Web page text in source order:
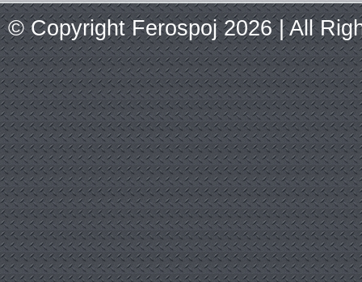
© Copyright Ferospoj 2026 | All